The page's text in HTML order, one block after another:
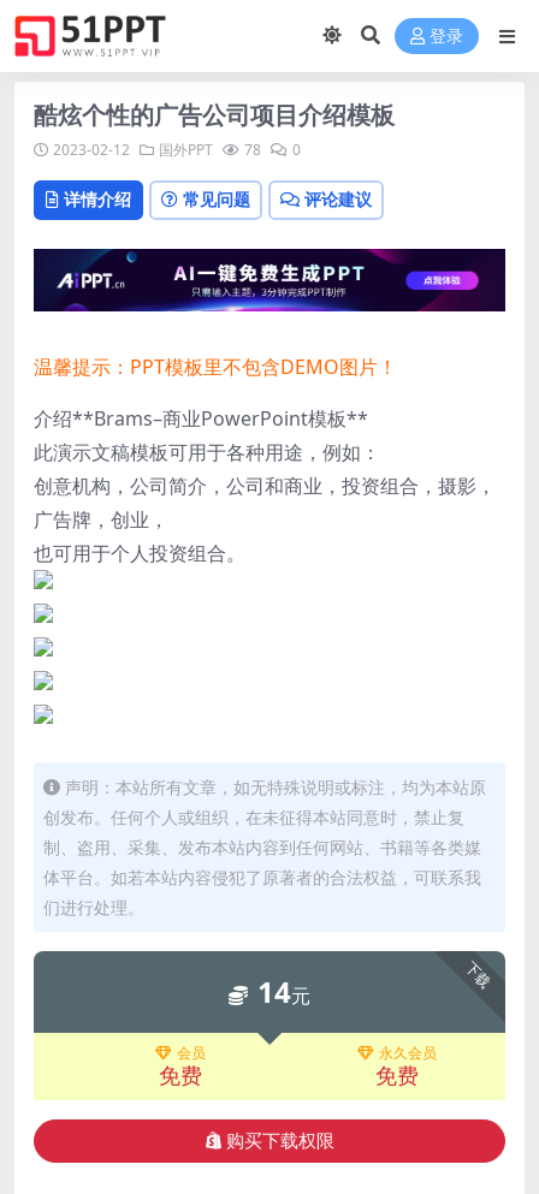
登录
酷炫个性的广告公司项目介绍模板
2023-02-12 国外PPT 78 0
详情介绍 常见问题 评论建议
温馨提示：PPT模板里不包含DEMO图片！
介绍**Brams–商业PowerPoint模板**
此演示文稿模板可用于各种用途，例如：
创意机构，公司简介，公司和商业，投资组合，摄影，
广告牌，创业，
也可用于个人投资组合。
声明：本站所有文章，如无特殊说明或标注，均为本站原
创发布。任何个人或组织，在未征得本站同意时，禁止复
制、盗用、采集、发布本站内容到任何网站、书籍等各类媒
体平台。如若本站内容侵犯了原著者的合法权益，可联系我
们进行处理。
下载
14元
会员
免费
永久会员
免费
购买下载权限